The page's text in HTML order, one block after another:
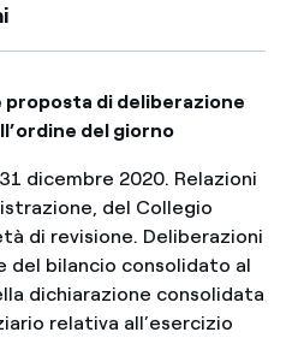
proposta di deliberazione
del giorno
dicembre 2020. Relazioni
del Collegio
di revisione. Deliberazioni
del bilancio consolidato al
dichiarazione consolidata
relativa all’esercizio